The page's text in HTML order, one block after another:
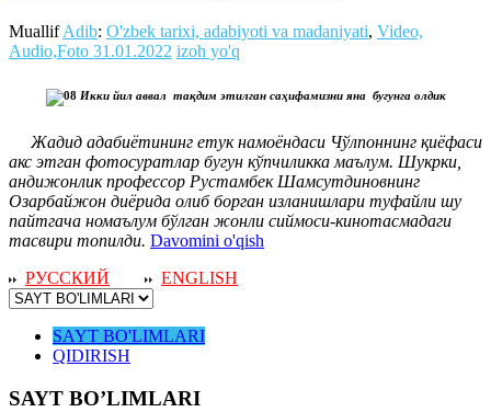
MuallifAdib: O'zbek tarixi, adabiyoti va madaniyati, Video,
Audio,Foto 31.01.2022 izoh yo'q
Икки йил аввал тақдим этилган саҳифамизни яна бугунга олдик
Жадид адабиётининг етук намоёндаси Чўлпоннинг қиёфаси
акс этган фотосуратлар бугун кўпчиликка маълум. Шукрки,
андижонлик профессор Рустамбек Шамсутдиновнинг
Озарбайжон диёрида олиб борган изланишлари туфайли шу
пайтгача номаълум бўлган жонли сиймоси-кинотасмадаги
тасвири топилди. Davomini o'qish
РУССКИЙ
ENGLISH
SAYT BO'LIMLARI
QIDIRISH
SAYT BO’LIMLARI